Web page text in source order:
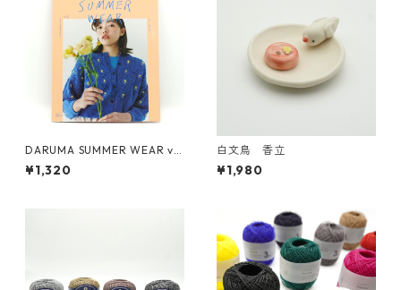
DARUMA SUMMER WEAR vo
l.2
¥1,320
白文鳥 香立
¥1,980